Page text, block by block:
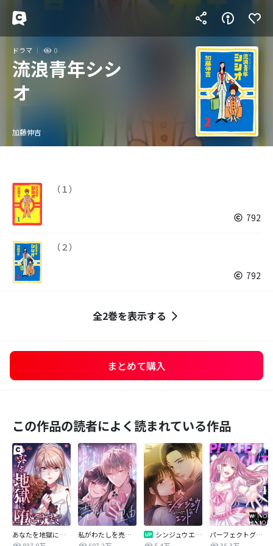
ドラマ 0
流浪青年シシ
オ
加藤伸吉
（１）
792
（２）
792
全2巻を表示する
まとめて購入
この作品の読者によく読まれている作品
あなたを地獄に堕とすまで
私がわたしを売る理由
シンジュウエンド【タテヨミ】
パーフェクトグリッター